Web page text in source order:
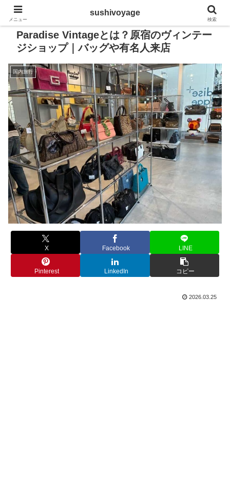
Paradise Vintageとは？原宿のヴィンテー
ジショップ｜バッグや有名人来店
国内旅行
X Facebook LINE
Pinterest LinkedIn コピー
2026.03.25
メニュー
sushivoyage
検索